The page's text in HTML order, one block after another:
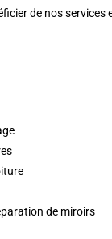
de nos services
de miroirs